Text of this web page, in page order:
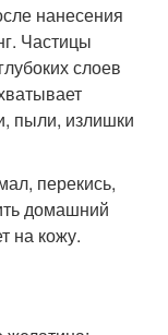
нанесения
Частицы
слоев
пыли, излишки
перекись,
домашний
на кожу.